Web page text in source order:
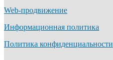
Web-продвижение
Информационная политика
Политика конфиденциальности